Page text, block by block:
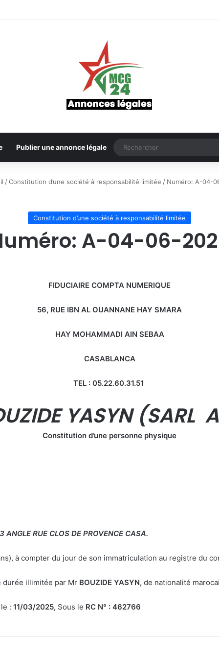
Publier une annonce légale
/Constitution d’une société à responsabilité limitée / Numéro: A-04-
Constitution d’une société à responsabilité limitée
A-04-06-
FIDUCIAIRE COMPTA NUMERIQUE
56, RUE IBN AL OUANNANE HAY SMARA
HAY MOHAMMADI AIN SEBAA
CASABLANCA
TEL : 05.22.60.31.51
YASYN (SARL
Constitution d’une personne physique
ANGLE RUE CLOS DE PROVENCE CASA.
à compter du jour de son immatriculation au registre du
durée illimitée par Mr BOUZIDE YASYN, de nationalité
: 11/03/2025, Sous le RC N° : 462766